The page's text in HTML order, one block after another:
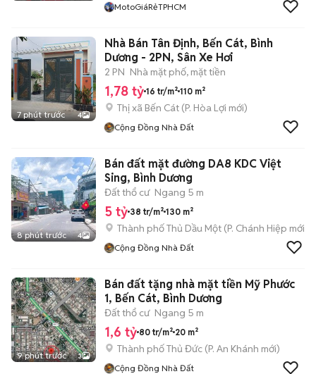
MotoGiáRẻTPHCM
7 phút trước 4
Nhà Bán Tân Định, Bến Cát, Bình
Dương - 2PN, Sân Xe Hơi
2 PN Nhà mặt phố, mặt tiền
1,78 tỷ 16 tr/m² 110 m²
Thị xã Bến Cát (P. Hòa Lợi mới)
Cộng Đồng Nhà Đất
8 phút trước 4
Bán đất mặt đường DA8 KDC Việt
Sing, Bình Dương
Đất thổ cư Ngang 5 m
5 tỷ 38 tr/m² 130 m²
Thành phố Thủ Dầu Một (P. Chánh Hiệp mới)
Cộng Đồng Nhà Đất
9 phút trước 3
Bán đất tặng nhà mặt tiền Mỹ Phước
1, Bến Cát, Bình Dương
Đất thổ cư Ngang 5 m
1,6 tỷ 80 tr/m² 20 m²
Thành phố Thủ Đức (P. An Khánh mới)
Cộng Đồng Nhà Đất